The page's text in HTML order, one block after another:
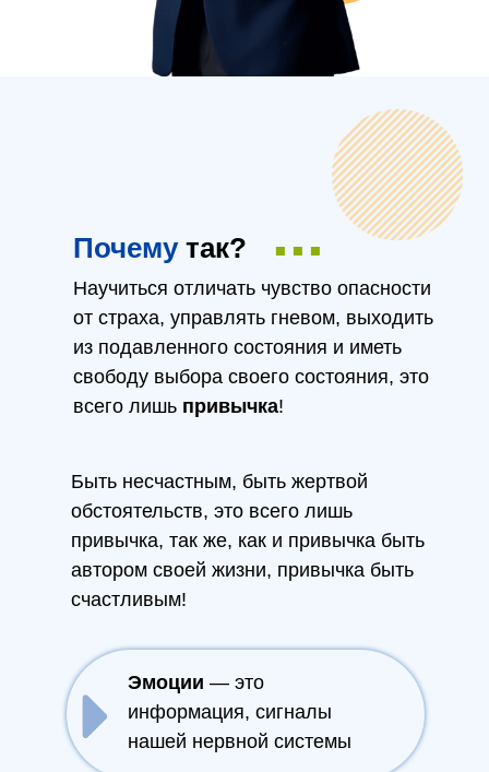
Почемутак?
Научиться отличать чувство опасности
от страха, управлять гневом, выходить
из подавленного состояния и иметь
свободу выбора своего состояния, это
всего лишь привычка!
Быть несчастным, быть жертвой
обстоятельств, это всего лишь
привычка, так же, как и привычка быть
автором своей жизни, привычка быть
счастливым!
Эмоции — это
информация, сигналы
нашей нервной системы
...